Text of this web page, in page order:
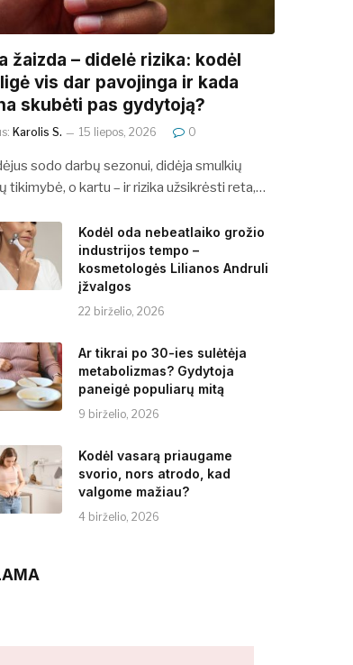
žaizda – didelė rizika: kodėl
vis dar pavojinga ir kada
skubėti pas gydytoją?
Karolis S. 15 liepos, 2026 0
sodo darbų sezonui, didėja smulkių
tikimybė, o kartu – ir rizika užsikrėsti reta,…
Kodėl oda nebeatlaiko grožio
industrijos tempo –
kosmetologės Lilianos Andruli
įžvalgos
22 birželio, 2026
Ar tikrai po 30-ies sulėtėja
metabolizmas? Gydytoja
paneigė populiarų mitą
9 birželio, 2026
Kodėl vasarą priaugame
svorio, nors atrodo, kad
valgome mažiau?
4 birželio, 2026